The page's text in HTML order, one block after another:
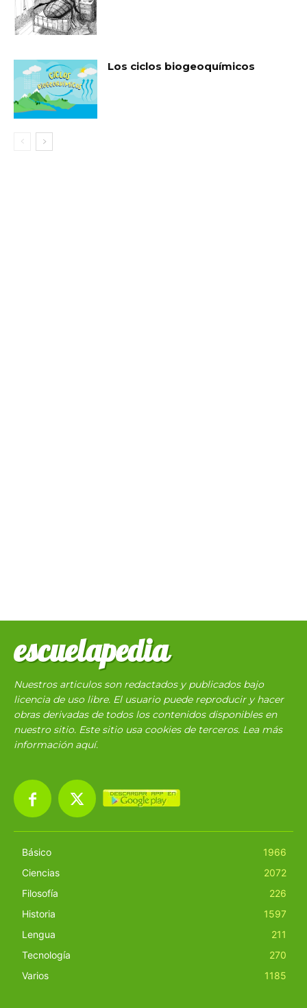
Los ciclos biogeoquímicos
escuelapedia
Nuestros articulos son redactados y publicados bajo
licencia de uso libre. El usuario puede reproducir y hacer
obras derivadas de todos los contenidos disponibles en
nuestro sitio. Este sitio usa cookies de terceros. Lea más
información aquí.
Básico
1966
Ciencias
2072
Filosofía
226
Historia
1597
Lengua
211
Tecnología
270
Varios
1185